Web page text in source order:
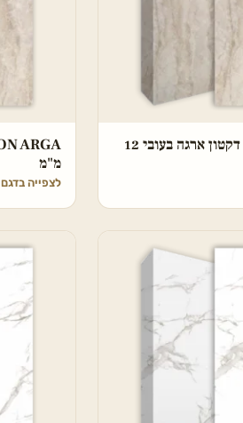
DEKTON ARGA דקטון ארגה בעובי 12
מ"מ
לצפייה בדגם